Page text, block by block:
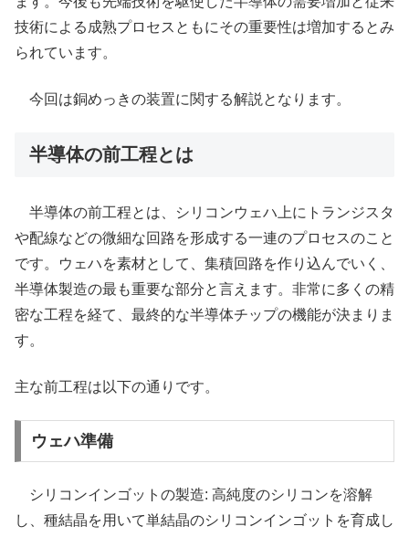
技術による成熟プロセスともにその重要性は増加するとみ
られています。
今回は銅めっきの装置に関する解説となります。
半導体の前工程とは
半導体の前工程とは、シリコンウェハ上にトランジスタ
や配線などの微細な回路を形成する一連のプロセスのこと
です。ウェハを素材として、集積回路を作り込んでいく、
半導体製造の最も重要な部分と言えます。非常に多くの精
密な工程を経て、最終的な半導体チップの機能が決まりま
す。
主な前工程は以下の通りです。
ウェハ準備
シリコンインゴットの製造: 高純度のシリコンを溶解
し、種結晶を用いて単結晶のシリコンインゴットを育成し